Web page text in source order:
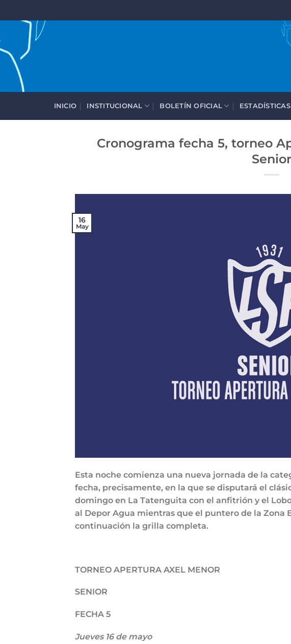
contenido
INICIO INSTITUCIONAL BOLETÍN OFICIAL ESTADÍSTICAS
Cronograma fecha 5, torneo
Senior
16
May
Esta noche comienza una nueva jornada de la
fecha, precisamente, en la que se disputará el
domingo en La Tatenguita con el anfitrión y el
al Depor Agua mientras que el puntero de la Zona
continuación la grilla completa.
TORNEO APERTURA AXEL MENOR
SENIOR
FECHA 5
Jueves 16 de mayo